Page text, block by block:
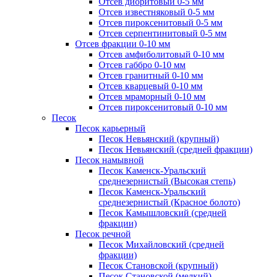
Отсев известняковый 0-5 мм
Отсев пироксенитовый 0-5 мм
Отсев серпентинитовый 0-5 мм
Отсев фракции 0-10 мм
Отсев амфиболитовый 0-10 мм
Отсев габбро 0-10 мм
Отсев гранитный 0-10 мм
Отсев кварцевый 0-10 мм
Отсев мраморный 0-10 мм
Отсев пироксенитовый 0-10 мм
Песок
Песок карьерный
Песок Невьянский (крупный)
Песок Невьянский (средней фракции)
Песок намывной
Песок Каменск-Уральский
среднезернистый (Высокая степь)
Песок Каменск-Уральский
среднезернистый (Красное болото)
Песок Камышловский (средней
фракции)
Песок речной
Песок Михайловский (средней
фракции)
Песок Становской (крупный)